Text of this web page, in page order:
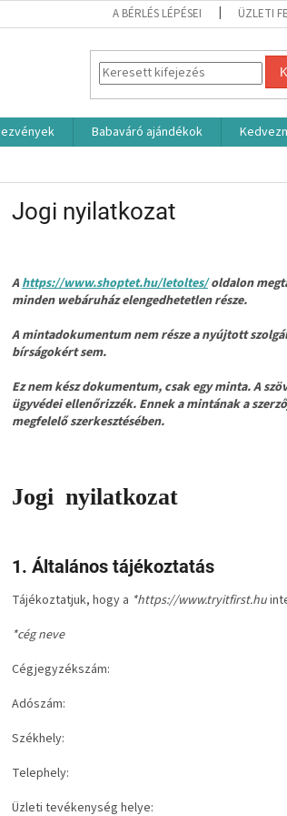
A BÉRLÉS LÉPÉSEI ÜZLETI
Babaváró ajándékok
Jogi nyilatkozat
A https://www.shoptet.hu/letoltes/oldalon
minden webáruház elengedhetetlen része.
A mintadokumentum nem része a nyújtott
bírságokért sem.
Ez nem kész dokumentum, csak egy minta. A
ügyvédei ellenőrizzék. Ennek a mintának a
megfelelő szerkesztésében.
Jogi nyilatkozat
1. Általános tájékoztatás
Tájékoztatjuk, hogy a *https://www.tryitfirst.hu
*cég neve
Cégjegyzékszám:
Adószám:
Székhely:
Telephely:
Üzleti tevékenység helye: